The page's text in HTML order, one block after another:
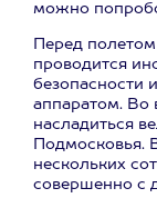
можно
Перед
проводится
безопасности
аппаратом. Во
насладиться
Подмосковья.
нескольких
совершенно с